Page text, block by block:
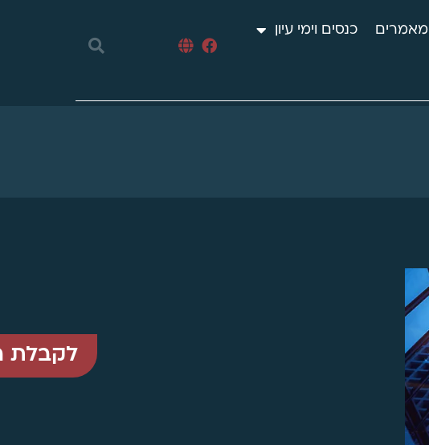
מאמרים כנסים וימי עיון
לקבלת